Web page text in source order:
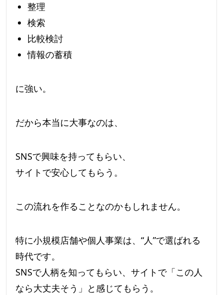
整理
検索
比較検討
情報の蓄積
に強い。
だから本当に大事なのは、
SNSで興味を持ってもらい、
サイトで安心してもらう。
この流れを作ることなのかもしれません。
特に小規模店舗や個人事業は、“人”で選ばれる
時代です。
SNSで人柄を知ってもらい、サイトで「この人
なら大丈夫そう」と感じてもらう。